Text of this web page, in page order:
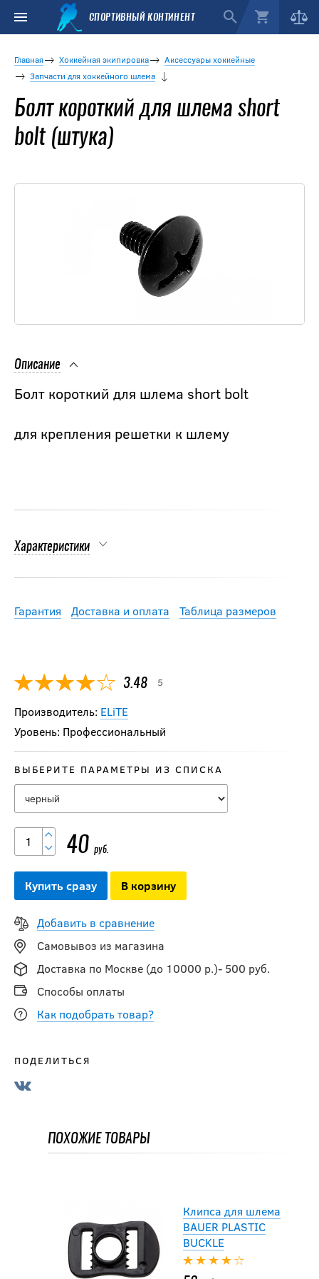
СПОРТИВНЫЙ КОНТИНЕНТ
Главная Хоккейная экипировка
Аксессуары хоккейные
Запчасти для хоккейного шлема
Болт короткий для шлема short
bolt (штука)
Описание
Болт короткий для шлема short bolt
для крепления решетки к шлему
Характеристики
Гарантия Доставка и оплата Таблица размеров
3.48 5
Производитель: ELiTE
Уровень: Профессиональный
ВЫБЕРИТЕ ПАРАМЕТРЫ ИЗ СПИСКА
40 руб.
Купить сразу В корзину
Добавить в сравнение
Самовывоз из магазина
Доставка по Москве (до 10000 р.)- 500 руб.
Способы оплаты
Как подобрать товар?
ПОДЕЛИТЬСЯ
ПОХОЖИЕ ТОВАРЫ
50
Клипса для шлема
BAUER PLASTIC
BUCKLE